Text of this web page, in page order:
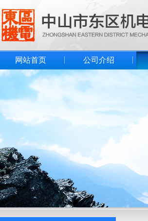
网站首页 公司介绍